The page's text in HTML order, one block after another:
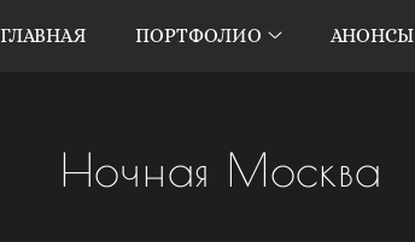
ГЛАВНАЯ ПОРТФОЛИО АНОНСЫ
Ночная Москва